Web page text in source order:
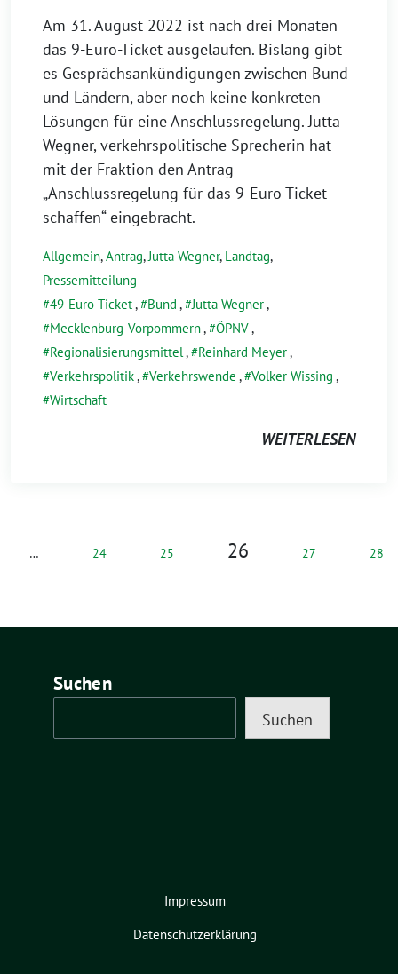
Am 31. August 2022 ist nach drei Monaten
das 9-Euro-Ticket ausgelaufen. Bislang gibt
es Gesprächsankündigungen zwischen Bund
und Ländern, aber noch keine konkreten
Lösungen für eine Anschlussregelung. Jutta
Wegner, verkehrspolitische Sprecherin hat
mit der Fraktion den Antrag
„Anschlussregelung für das 9-Euro-Ticket
schaffen“ eingebracht.
Allgemein,Antrag,Jutta Wegner, Landtag,
Pressemitteilung
49-Euro-Ticket, Bund , Jutta Wegner,
Mecklenburg-Vorpommern, ÖPNV,
Regionalisierungsmittel, Reinhard Meyer,
Verkehrspolitik, Verkehrswende , Volker Wissing ,
Wirtschaft
WEITERLESEN
… 24 25 26 27 28
Suchen
Suchen
Impressum
Datenschutzerklärung